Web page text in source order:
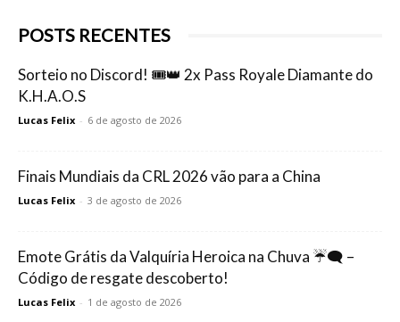
POSTS RECENTES
Sorteio no Discord! 🎟️👑 2x Pass Royale Diamante do
K.H.A.O.S
Lucas Felix - 6 de agosto de 2026
Finais Mundiais da CRL 2026 vão para a China
Lucas Felix - 3 de agosto de 2026
Emote Grátis da Valquíria Heroica na Chuva ☔🗨️ –
Código de resgate descoberto!
Lucas Felix - 1 de agosto de 2026